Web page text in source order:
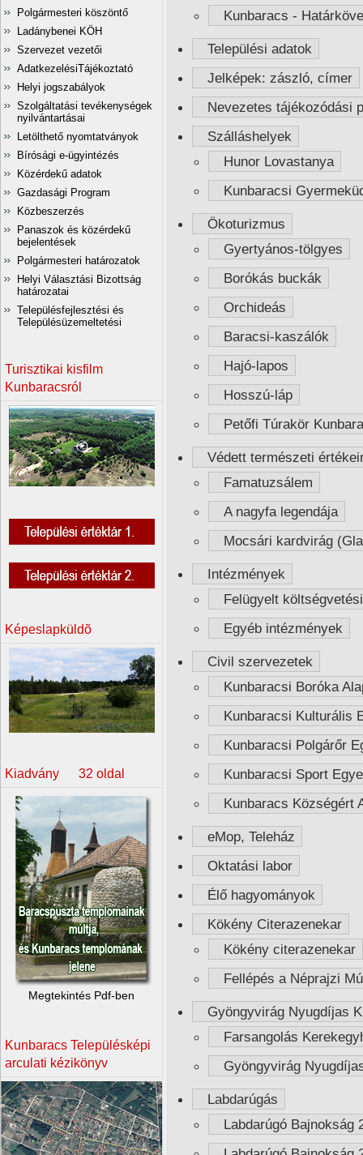
Polgármesteri köszöntő
Ladánybenei KÖH
Szervezet vezetői
AdatkezelésiTájékoztató
Helyi jogszabályok
Szolgáltatási tevékenységek
nyilvántartásai
Letölthető nyomtatványok
Bírósági e-ügyintézés
Közérdekű adatok
Gazdasági Program
Közbeszerzés
Panaszok és közérdekű
bejelentések
Polgármesteri határozatok
Helyi Választási Bizottság
határozatai
Településfejlesztési és
Településüzemeltetési
Turisztikai kisfilm
Kunbaracsról
Képeslapküldõ
Kiadvány 32 oldal
Megtekintés Pdf-ben
Kunbaracs Településképi
arculati kézikönyv
Kunbaracs -
Települési adatok
Jelképek: zászló, címer
Nevezetes tájékozódási
Szálláshelyek
Hunor Lovastanya
Kunbaracsi
Ökoturizmus
Gyertyános-tölgyes
Borókás buckák
Orchideás
Baracsi-kaszálók
Hajó-lapos
Hosszú-láp
Petőfi Túrakör
Védett természeti
Famatuzsálem
A nagyfa legendája
Mocsári kardvirág
Intézmények
Felügyelt
Egyéb intézmények
Civil szervezetek
Kunbaracsi Boróka
Kunbaracsi Kulturális
Kunbaracsi Polgárőr
Kunbaracsi Sport
Kunbaracs Községért
eMop, Teleház
Oktatási labor
Élő hagyományok
Kökény Citerazenekar
Kökény citerazenekar
Fellépés a Néprajzi
Gyöngyvirág Nyugdíjas
Farsangolás
Gyöngyvirág
Labdarúgás
Labdarúgó Bajnokság